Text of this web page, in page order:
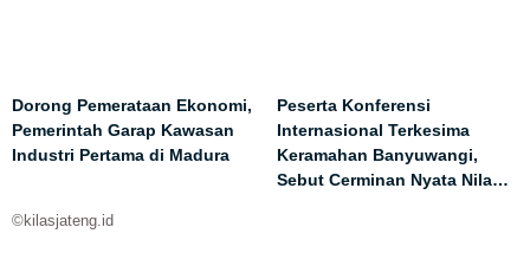
Dorong Pemerataan Ekonomi,
Pemerintah Garap Kawasan
Industri Pertama di Madura
Peserta Konferensi
Internasional Terkesima
Keramahan Banyuwangi,
Sebut Cerminan Nyata Nila…
©kilasjateng.id